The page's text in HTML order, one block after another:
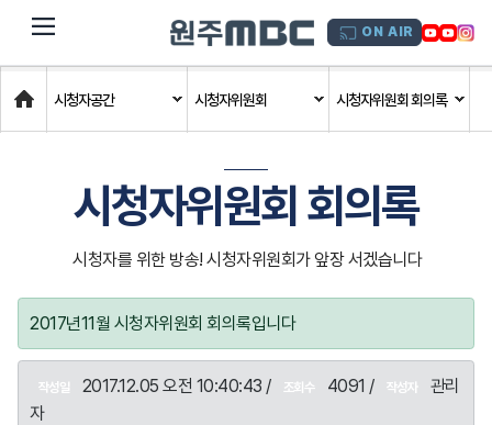
dehaze ON AIR
Home
시청자공간 시청자위원회 시청자위원회 회의록
시청자위원회 회의록
시청자를 위한 방송! 시청자위원회가 앞장 서겠습니다
2017년11월 시청자위원회 회의록입니다
작성일 2017.12.05 오전 10:40:43 / 조회수 4091 / 작성자
관리
자